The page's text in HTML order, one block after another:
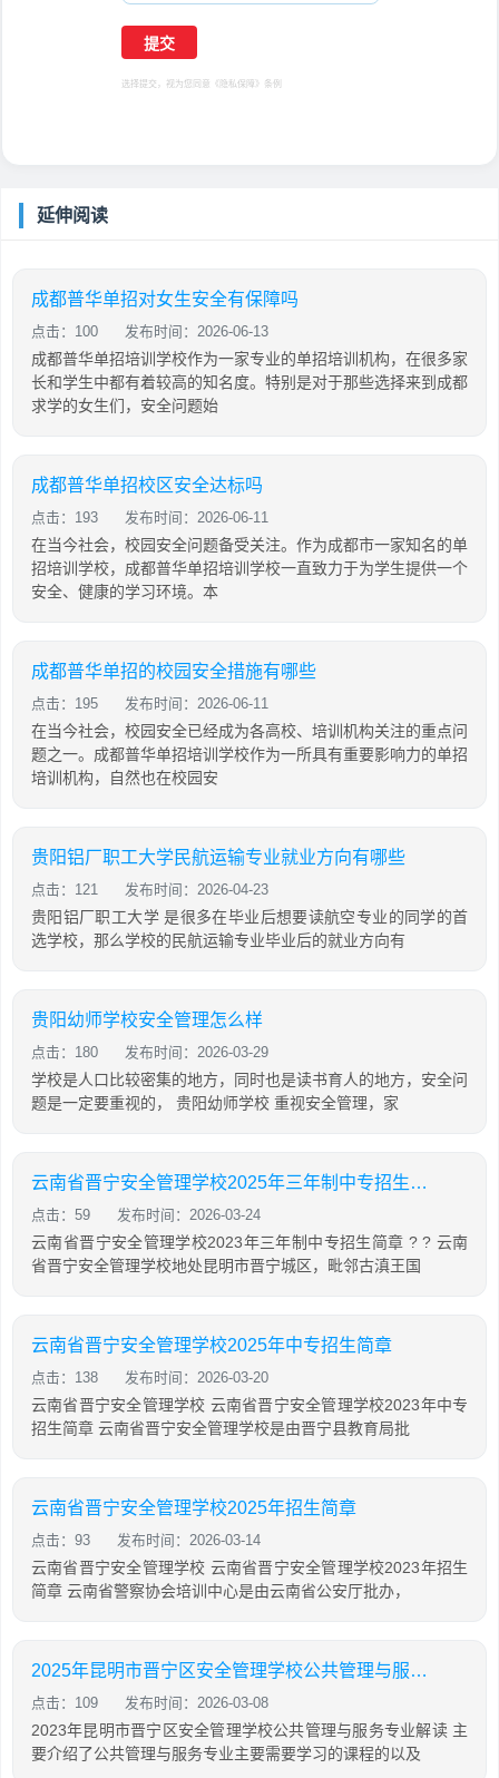
选择提交，视为您同意 《隐私保障》 条例
延伸阅读
成都普华单招对女生安全有保障吗
点击：100 发布时间：2026-06-13
成都普华单招培训学校作为一家专业的单招培训机构，在很多家
长和学生中都有着较高的知名度。特别是对于那些选择来到成都
求学的女生们，安全问题始
成都普华单招校区安全达标吗
点击：193 发布时间：2026-06-11
在当今社会，校园安全问题备受关注。作为成都市一家知名的单
招培训学校，成都普华单招培训学校一直致力于为学生提供一个
安全、健康的学习环境。本
成都普华单招的校园安全措施有哪些
点击：195 发布时间：2026-06-11
在当今社会，校园安全已经成为各高校、培训机构关注的重点问
题之一。成都普华单招培训学校作为一所具有重要影响力的单招
培训机构，自然也在校园安
贵阳铝厂职工大学民航运输专业就业方向有哪些
点击：121 发布时间：2026-04-23
贵阳铝厂职工大学 是很多在毕业后想要读航空专业的同学的首
选学校，那么学校的民航运输专业毕业后的就业方向有
贵阳幼师学校安全管理怎么样
点击：180 发布时间：2026-03-29
学校是人口比较密集的地方，同时也是读书育人的地方，安全问
题是一定要重视的， 贵阳幼师学校 重视安全管理，家
云南省晋宁安全管理学校2025年三年制中专招生简章
点击：59 发布时间：2026-03-24
云南省晋宁安全管理学校2023年三年制中专招生简章 ? ? 云南
省晋宁安全管理学校地处昆明市晋宁城区，毗邻古滇王国
云南省晋宁安全管理学校2025年中专招生简章
点击：138 发布时间：2026-03-20
云南省晋宁安全管理学校 云南省晋宁安全管理学校2023年中专
招生简章 云南省晋宁安全管理学校是由晋宁县教育局批
云南省晋宁安全管理学校2025年招生简章
点击：93 发布时间：2026-03-14
云南省晋宁安全管理学校 云南省晋宁安全管理学校2023年招生
简章 云南省警察协会培训中心是由云南省公安厅批办，
2025年昆明市晋宁区安全管理学校公共管理与服务专业解读
点击：109 发布时间：2026-03-08
2023年昆明市晋宁区安全管理学校公共管理与服务专业解读 主
要介绍了公共管理与服务专业主要需要学习的课程的以及